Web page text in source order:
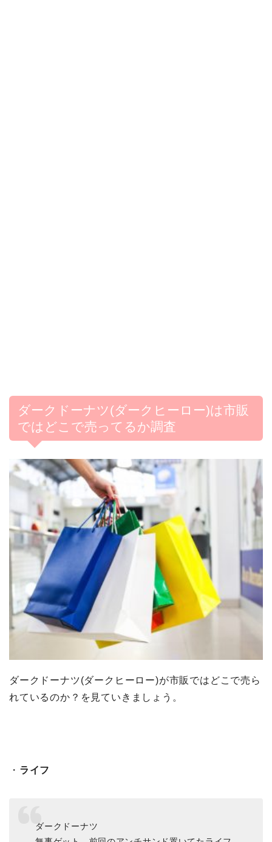
ダークドーナツ(ダークヒーロー)は市販
ではどこで売ってるか調査
ダークドーナツ(ダークヒーロー)が市販ではどこで売ら
れているのか？を見ていきましょう。
・ ライフ
ダークドーナツ